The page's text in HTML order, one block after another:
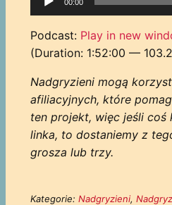
plików
dźwiękowych
00:00
Podcast: Play in new
(Duration: 1:52:00 —
Nadgryzieni mogą
afiliacyjnych, które
ten projekt, więc jeśli coś
linka, to dostaniemy z
grosza lub trzy.
Kategorie: Nadgryzieni,